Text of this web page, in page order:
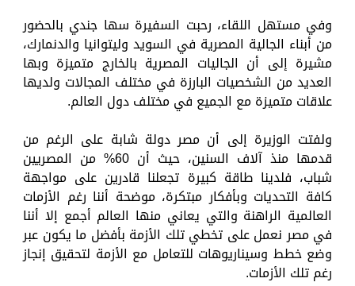
وفي مستهل اللقاء، رحبت السفيرة سها جندي بالحضور
من أبناء الجالية المصرية في السويد وليتوانيا والدنمارك،
مشيرة إلى أن الجاليات المصرية بالخارج متميزة وبها
العديد من الشخصيات البارزة في مختلف المجالات ولديها
علاقات متميزة مع الجميع في مختلف دول العالم.
ولفتت الوزيرة إلى أن مصر دولة شابة على الرغم من
قدمها منذ آلاف السنين، حيث أن 60% من المصريين
شباب، فلدينا طاقة كبيرة تجعلنا قادرين على مواجهة
كافة التحديات وبأفكار مبتكرة، موضحة أننا رغم الأزمات
العالمية الراهنة والتي يعاني منها العالم أجمع إلا أننا
في مصر نعمل على تخطي تلك الأزمة بأفضل ما يكون عبر
وضع خطط وسيناريوهات للتعامل مع الأزمة لتحقيق إنجاز
رغم تلك الأزمات.